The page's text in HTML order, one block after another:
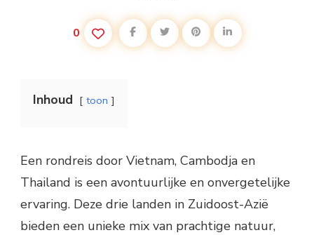
0
Inhoud toon
Een rondreis door Vietnam, Cambodja en
Thailand is een avontuurlijke en onvergetelijke
ervaring. Deze drie landen in Zuidoost-Azië
bieden een unieke mix van prachtige natuur,